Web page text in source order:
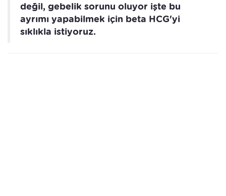
değil, gebelik sorunu oluyor işte bu
ayrımı yapabilmek için beta HCG'yi
sıklıkla istiyoruz.